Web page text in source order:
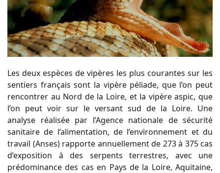
Les deux espèces de vipères les plus courantes sur les
sentiers français sont la vipère péliade, que l’on peut
rencontrer au Nord de la Loire, et la vipère aspic, que
l’on peut voir sur le versant sud de la Loire. Une
analyse réalisée par l’Agence nationale de sécurité
sanitaire de l’alimentation, de l’environnement et du
travail (Anses) rapporte annuellement de 273 à 375 cas
d’exposition à des serpents terrestres, avec une
prédominance des cas en Pays de la Loire, Aquitaine,